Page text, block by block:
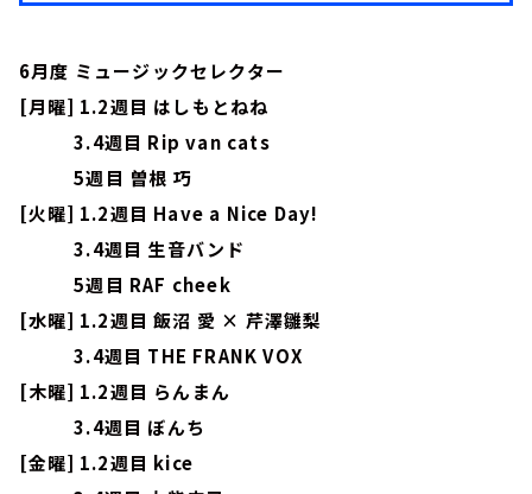
6月度 ミュージックセレクター
[月曜] 1.2週目 はしもとねね
3.4週目 Rip van cats
5週目 曽根 巧
[火曜] 1.2週目 Have a Nice Day!
3.4週目 生音バンド
5週目 RAF cheek
[水曜] 1.2週目 飯沼 愛 × 芹澤雛梨
3.4週目 THE FRANK VOX
[木曜] 1.2週目 らんまん
3.4週目 ぼんち
[金曜] 1.2週目 kice